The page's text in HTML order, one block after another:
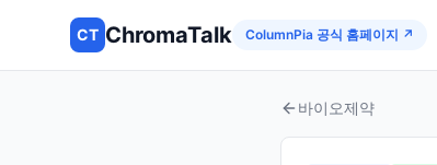
CT ChromaTalk ColumnPia 공식 홈페이지 ↗
바이오제약